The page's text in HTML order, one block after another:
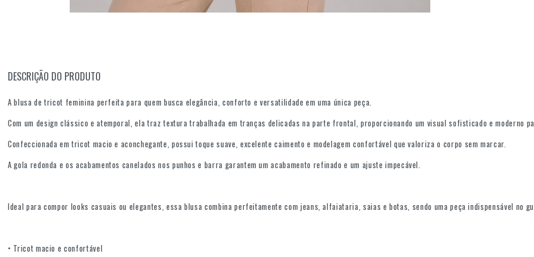
DESCRIÇÃO DO PRODUTO
A blusa de tricot feminina perfeita para quem busca elegância, conforto e versatilidade em uma única peça.
Com um design clássico e atemporal, ela traz textura trabalhada em tranças delicadas na parte frontal, proporcionando um visual sofisticado e moderno
Confeccionada em tricot macio e aconchegante, possui toque suave, excelente caimento e modelagem confortável que valoriza o corpo sem marcar.
A gola redonda e os acabamentos canelados nos punhos e barra garantem um acabamento refinado e um ajuste impecável.
Ideal para compor looks casuais ou elegantes, essa blusa combina perfeitamente com jeans, alfaiataria, saias e botas, sendo uma peça indispensável no
• Tricot macio e confortável